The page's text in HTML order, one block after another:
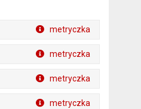
metryczka
metryczka
metryczka
metryczka